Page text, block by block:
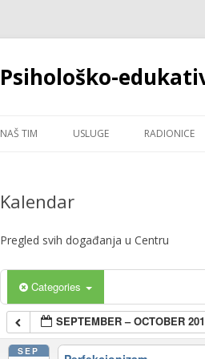
Psihološko-
NAŠ TIM
BRANKA RAZIĆ ŠTOKOVIĆ
USLUGE RADIONICE
Kalendar
Pregled svih događanja u Centru
Categories
SEPTEMBER – OCTOBER
SEP